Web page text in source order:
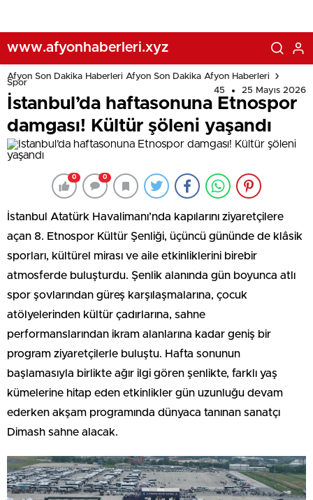
www.afyonhaberleri.xyz
Afyon Son Dakika Haberleri Afyon Son Dakika Afyon Haberleri
Spor
45
25 Mayıs 2026
İstanbul’da haftasonuna Etnospor
damgası! Kültür şöleni yaşandı
0 0
İstanbul Atatürk Havalimanı’nda kapılarını ziyaretçilere
açan 8. Etnospor Kültür Şenliği, üçüncü gününde de klâsik
sporları, kültürel mirası ve aile etkinliklerini birebir
atmosferde buluşturdu. Şenlik alanında gün boyunca atlı
spor şovlarından güreş karşılaşmalarına, çocuk
atölyelerinden kültür çadırlarına, sahne
performanslarından ikram alanlarına kadar geniş bir
program ziyaretçilerle buluştu. Hafta sonunun
başlamasıyla birlikte ağır ilgi gören şenlikte, farklı yaş
kümelerine hitap eden etkinlikler gün uzunluğu devam
ederken akşam programında dünyaca tanınan sanatçı
Dimash sahne alacak.